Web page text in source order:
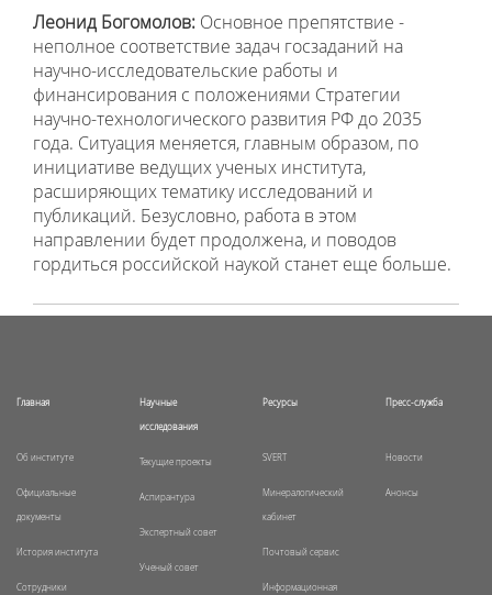
Леонид Богомолов: Основное препятствие -
неполное соответствие задач госзаданий на
научно-исследовательские работы и
финансирования с положениями Стратегии
научно-технологического развития РФ до 2035
года. Ситуация меняется, главным образом, по
инициативе ведущих ученых института,
расширяющих тематику исследований и
публикаций. Безусловно, работа в этом
направлении будет продолжена, и поводов
гордиться российской наукой станет еще больше.
Главная
Об институте
Официальные
документы
История института
Сотрудники
Научные
исследования
Текущие проекты
Аспирантура
Экспертный совет
Ученый совет
Ресурсы
SVERT
Минералогический
кабинет
Почтовый сервис
Информационная
Пресс-служба
Новости
Анонсы